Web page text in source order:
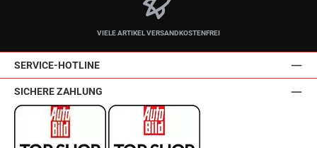
VIELE ARTIKEL VERSANDKOSTENFREI
SERVICE-HOTLINE
SICHERE ZAHLUNG